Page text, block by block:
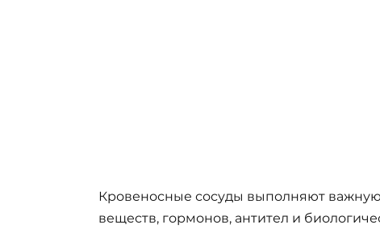
Кровеносные сосуды выполняют
веществ, гормонов, антител и